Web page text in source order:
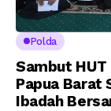
Polda
Sambut
Papua Barat
Ibadah